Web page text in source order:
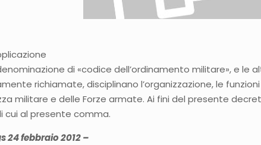
di «codice dell’ordinamento militare», e le
richiamate, disciplinano l’organizzazione, le
militare e delle Forze armate. Ai fini del presente
cui al presente comma.
24 febbraio 2012 –